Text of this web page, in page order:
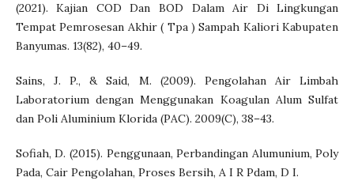
(2021). Kajian COD Dan BOD Dalam Air Di Lingkungan
Tempat Pemrosesan Akhir ( Tpa ) Sampah Kaliori Kabupaten
Banyumas. 13(82), 40–49.
Sains, J. P., & Said, M. (2009). Pengolahan Air Limbah
Laboratorium dengan Menggunakan Koagulan Alum Sulfat
dan Poli Aluminium Klorida (PAC). 2009(C), 38–43.
Sofiah, D. (2015). Penggunaan, Perbandingan Alumunium, Poly
Pada, Cair Pengolahan, Proses Bersih, A I R Pdam, D I.